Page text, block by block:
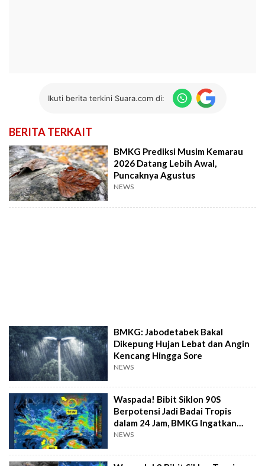
Ikuti berita terkini Suara.com di:
BERITA TERKAIT
BMKG Prediksi Musim Kemarau
2026 Datang Lebih Awal,
Puncaknya Agustus
NEWS
BMKG: Jabodetabek Bakal
Dikepung Hujan Lebat dan Angin
Kencang Hingga Sore
NEWS
Waspada! Bibit Siklon 90S
Berpotensi Jadi Badai Tropis
dalam 24 Jam, BMKG Ingatkan
Cuaca Ekstrem
NEWS